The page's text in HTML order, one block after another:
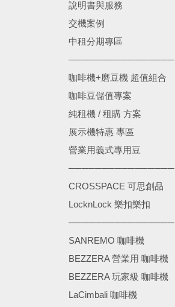
說明書與服務
交機案例
中租分期專區
────────────────
咖啡機+磨豆機 超值組合
咖啡豆儲值專案
純租機 / 租購 方案
展示機特惠 專區
營業用義式專用豆
────────────────
CROSSPACE 可思創品
LocknLock 樂扣樂扣
────────────────
SANREMO 咖啡機
BEZZERA 營業用 咖啡機
BEZZERA 玩家級 咖啡機
LaCimbali 咖啡機